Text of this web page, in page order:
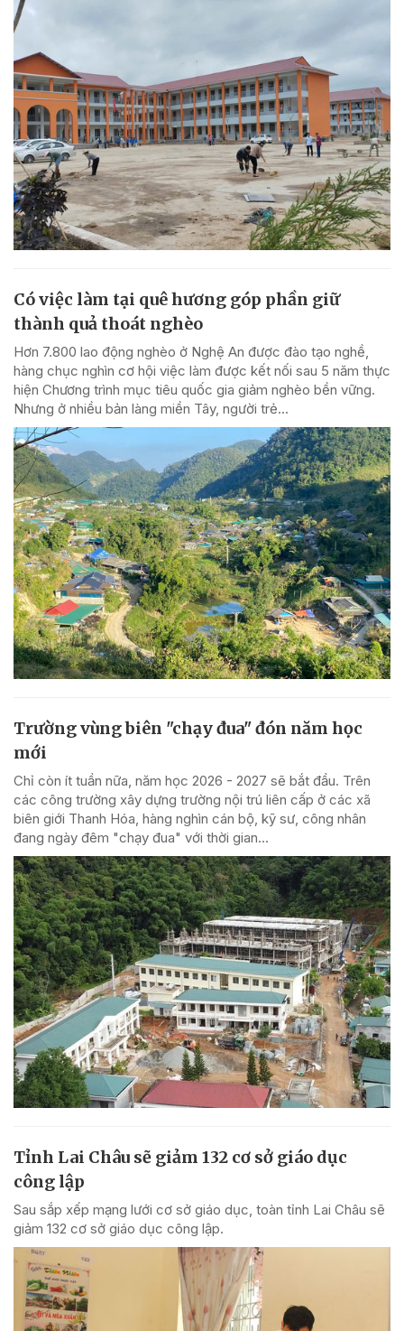
Có việc làm tại quê hương góp phần giữ
thành quả thoát nghèo
Hơn 7.800 lao động nghèo ở Nghệ An được đào tạo nghề,
hàng chục nghìn cơ hội việc làm được kết nối sau 5 năm thực
hiện Chương trình mục tiêu quốc gia giảm nghèo bền vững.
Nhưng ở nhiều bản làng miền Tây, người trẻ...
Trường vùng biên "chạy đua" đón năm học
mới
Chỉ còn ít tuần nữa, năm học 2026 - 2027 sẽ bắt đầu. Trên
các công trường xây dựng trường nội trú liên cấp ở các xã
biên giới Thanh Hóa, hàng nghìn cán bộ, kỹ sư, công nhân
đang ngày đêm "chạy đua" với thời gian...
Tỉnh Lai Châu sẽ giảm 132 cơ sở giáo dục
công lập
Sau sắp xếp mạng lưới cơ sở giáo dục, toàn tỉnh Lai Châu sẽ
giảm 132 cơ sở giáo dục công lập.